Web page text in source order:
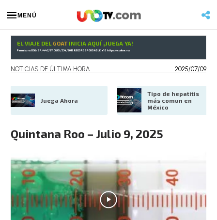
MENÚ
EL VIAJE DEL GOATINICIA AQUÍ ¡JUEGA YA!
Permiso no. DGG/SP/442/97, DGJS/234/2019 JUEGO RESPONSABLE. +18 https://codere.mx
NOTICIAS DE ÚLTIMA HORA 2025/07/09
Juega Ahora
Tipo de hepatitis
más comun en
México
Quintana Roo – Julio 9, 2025